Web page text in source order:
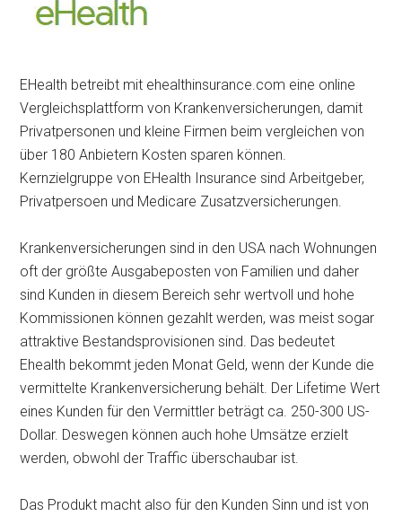
EHealth betreibt mit ehealthinsurance.com eine online
Vergleichsplattform von Krankenversicherungen, damit
Privatpersonen und kleine Firmen beim vergleichen von
über 180 Anbietern Kosten sparen können.
Kernzielgruppe von EHealth Insurance sind Arbeitgeber,
Privatpersoen und Medicare Zusatzversicherungen.
Krankenversicherungen sind in den USA nach Wohnungen
oft der größte Ausgabeposten von Familien und daher
sind Kunden in diesem Bereich sehr wertvoll und hohe
Kommissionen können gezahlt werden, was meist sogar
attraktive Bestandsprovisionen sind. Das bedeutet
Ehealth bekommt jeden Monat Geld, wenn der Kunde die
vermittelte Krankenversicherung behält. Der Lifetime Wert
eines Kunden für den Vermittler beträgt ca. 250-300 US-
Dollar. Deswegen können auch hohe Umsätze erzielt
werden, obwohl der Traffic überschaubar ist.
Das Produkt macht also für den Kunden Sinn und ist von